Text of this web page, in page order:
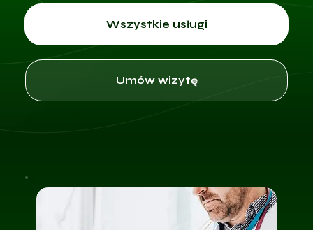
Wszystkie usługi
Umów wizytę